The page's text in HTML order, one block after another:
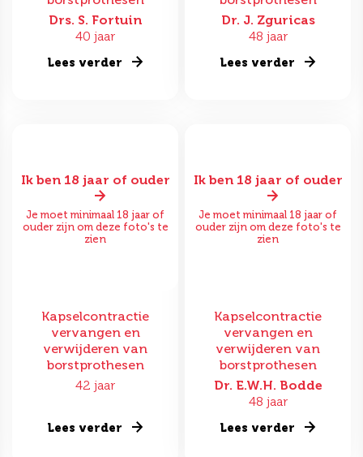
Drs. S. Fortuin
40 jaar
Lees verder
Dr. J. Zguricas
48 jaar
Lees verder
Ik ben 18 jaar of ouder
Je moet minimaal 18 jaar of
ouder zijn om deze foto's te
zien
Kapselcontractie
vervangen en
verwijderen van
borstprothesen
42 jaar
Lees verder
Ik ben 18 jaar of ouder
Je moet minimaal 18 jaar of
ouder zijn om deze foto's te
zien
Kapselcontractie
vervangen en
verwijderen van
borstprothesen
Dr. E.W.H. Bodde
48 jaar
Lees verder